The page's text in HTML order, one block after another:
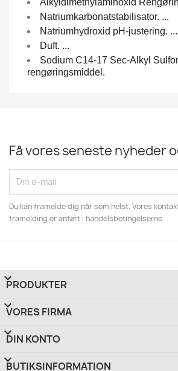
Natriumkarbonatstabilisator. ...
Natriumhydroxid pH-justering. ...
Duft. ...
Sodium C14-17 Sec-Alkyl
rengøringsmiddel.
Få vores seneste nyheder
Du kan framelde dig når som helst. Vores
framelding er anført i handelsbetingelserne.
PRODUKTER

VORES FIRMA

DIN KONTO

BUTIKSINFORMATION
keyboard_arrow_down